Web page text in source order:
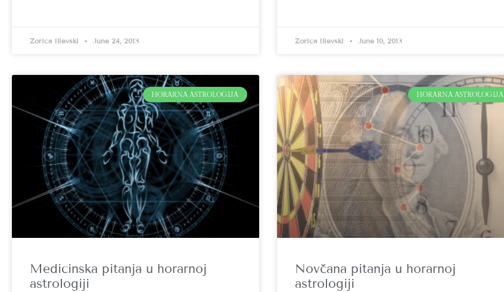
Zorica Ilievski June 24, 2013 Zorica Ilievski June 10, 2013
HORARNA ASTROLOGIJA
Medicinska pitanja u horarnoj
astrologiji
HORARNA ASTROLOGIJA
Novčana pitanja u horarnoj
astrologiji